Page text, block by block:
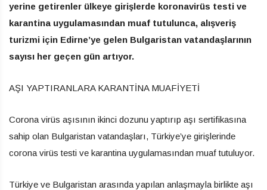
yerine getirenler ülkeye girişlerde koronavirüs testi ve
karantina uygulamasından muaf tutulunca, alışveriş
turizmi için Edirne’ye gelen Bulgaristan vatandaşlarının
sayısı her geçen gün artıyor.
AŞI YAPTIRANLARA KARANTİNA MUAFİYETİ
Corona virüs aşısının ikinci dozunu yaptırıp aşı sertifikasına
sahip olan Bulgaristan vatandaşları, Türkiye’ye girişlerinde
corona virüs testi ve karantina uygulamasından muaf tutuluyor.
Türkiye ve Bulgaristan arasında yapılan anlaşmayla birlikte aşı